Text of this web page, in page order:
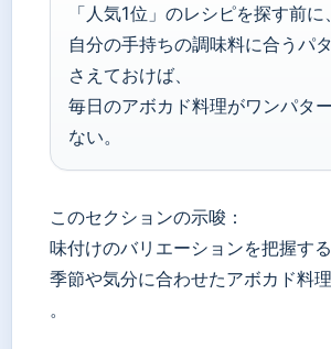
「人気1位」のレシピを探す前に、
自分の手持ちの調味料に合うパ
さえておけば、
毎日のアボカド料理がワンパタ
ない。
このセクションの示唆：
味付けのバリエーションを把握する
季節や気分に合わせたアボカド料
。